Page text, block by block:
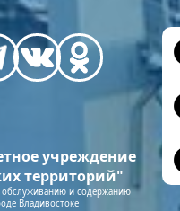
учреждение
территорий"
обслуживанию и содержанию
Владивостоке